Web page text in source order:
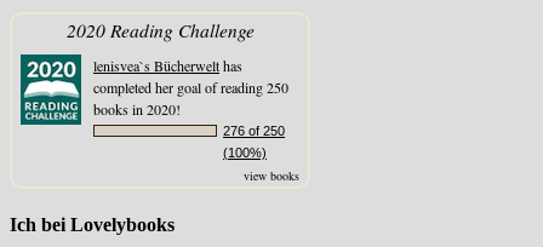
2020 Reading Challenge
lenisvea`s Bücherwelthas
completed her goal of reading 250
books in 2020!
276 of 250
(100%)
view books
Ich bei Lovelybooks